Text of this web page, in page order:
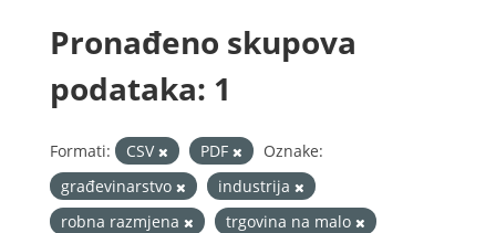
Pronađeno skupova
podataka: 1
Formati: CSV PDF
Oznake:
građevinarstvo
industrija
robna razmjena
trgovina na malo